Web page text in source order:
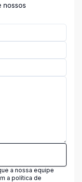
nossos
a nossa equipe
a política de